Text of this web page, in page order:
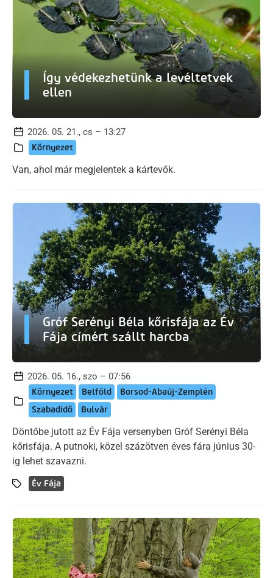
Így védekezhetünk a levéltetvek
ellen
2026. 05. 21., cs – 13:27
Környezet
Van, ahol már megjelentek a kártevők.
Gróf Serényi Béla kőrisfája az Év
Fája címért szállt harcba
2026. 05. 16., szo – 07:56
Környezet Belföld
Borsod-Abaúj-Zemplén
Szabadidő
Bulvár
Döntőbe jutott az Év Fája versenyben Gróf Serényi Béla
kőrisfája. A putnoki, közel százötven éves fára június 30-
ig lehet szavazni.
Év Fája